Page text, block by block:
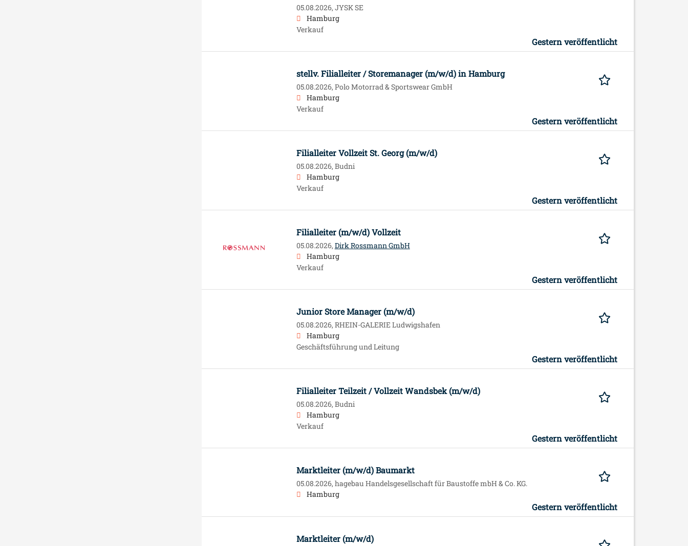
05.08.2026, JYSK SE
Hamburg
Verkauf
Gestern veröffentlicht
stellv. Filialleiter / Storemanager (m/w/d) in Hamburg
05.08.2026, Polo Motorrad & Sportswear GmbH
Hamburg
Verkauf
Gestern veröffentlicht
Filialleiter Vollzeit St. Georg (m/w/d)
05.08.2026, Budni
Hamburg
Verkauf
Gestern veröffentlicht
Filialleiter (m/w/d) Vollzeit
05.08.2026, Dirk Rossmann GmbH
Hamburg
Verkauf
Gestern veröffentlicht
Junior Store Manager (m/w/d)
05.08.2026, RHEIN-GALERIE Ludwigshafen
Hamburg
Geschäftsführung und Leitung
Gestern veröffentlicht
Filialleiter Teilzeit / Vollzeit Wandsbek (m/w/d)
05.08.2026, Budni
Hamburg
Verkauf
Gestern veröffentlicht
Marktleiter (m/w/d) Baumarkt
05.08.2026, hagebau Handelsgesellschaft für Baustoffe mbH & Co. KG.
Hamburg
Gestern veröffentlicht
Marktleiter (m/w/d)